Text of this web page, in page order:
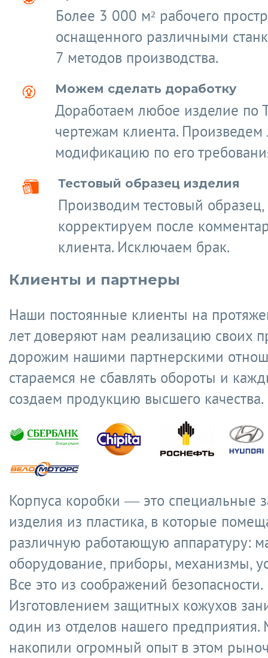
Более 3 000 м² рабочего
оснащенного различными
7 методов производства.
Можем сделать доработку
Доработаем любое изделие по
чертежам клиента.
модификацию по его
Тестовый образец изделия
Производим тестовый образец,
корректируем после
клиента. Исключаем брак.
Клиенты и партнеры
Наши постоянные клиенты на
лет доверяют нам реализацию своих
дорожим нашими партнерскими
стараемся не сбавлять обороты и
создаем продукцию высшего качества.
Корпуса коробки — это специальные
изделия из пластика, в которые
различную работающую аппаратуру:
оборудование, приборы, механизмы,
Все это из соображений безопасности.
Изготовлением защитных кожухов
один из отделов нашего
накопили огромный опыт в этом